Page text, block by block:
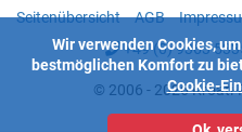
Seitenübersicht AGB
+49 (0) 9363
© 2006 - 2026 Kroati-
Wir verwenden Cookies,
bestmöglichen Komfort zu
Cookie-